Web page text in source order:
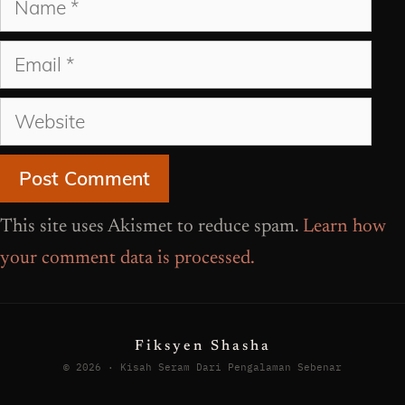
Email
Website
This site uses Akismet to reduce spam. Learn how
your comment data is processed.
Fiksyen Shasha
© 2026 · Kisah Seram Dari Pengalaman Sebenar